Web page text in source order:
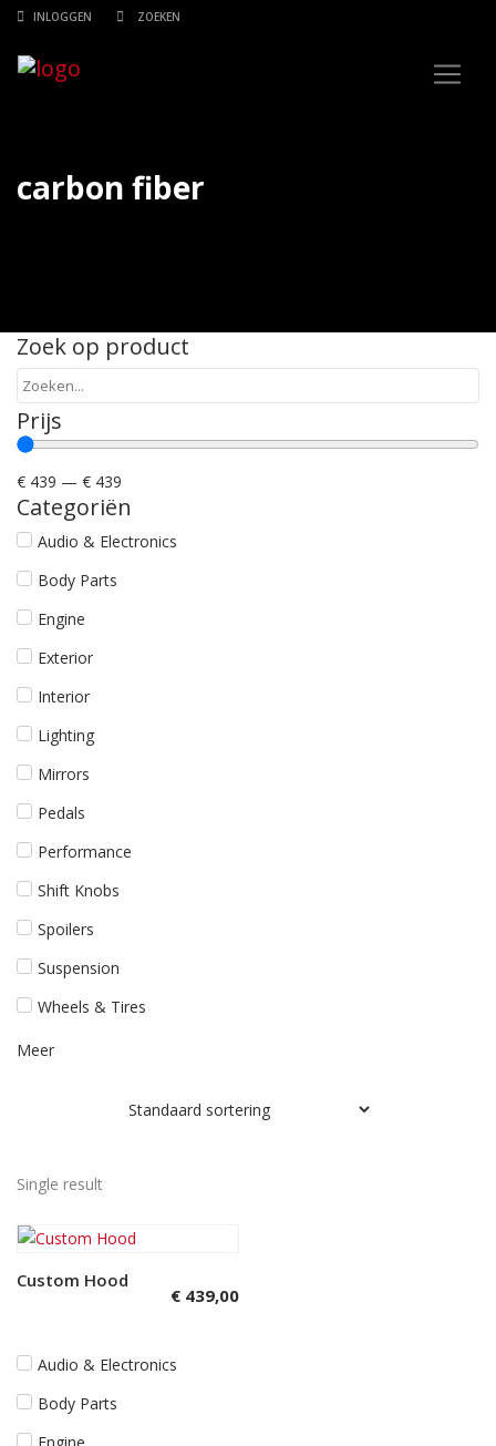
INLOGGEN
carbon fiber
Zoek op product
Prijs
€ 439 — € 439
Categoriën
Audio & Electronics
Body Parts
Engine
Exterior
Interior
Lighting
Mirrors
Pedals
Performance
Shift Knobs
Spoilers
Suspension
Wheels & Tires
Meer
Single result
Toevoegen aan
Custom Hood
€439,00
Audio & Electronics
Body Parts